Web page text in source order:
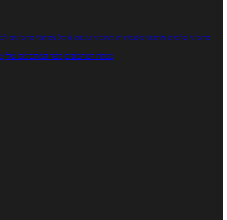
מתכוני סלטים מתכוני פשטידות מתכוני עוגות אוכל צמחוני מתכונים
מנתח המתכונים ספר המתכונים שלי